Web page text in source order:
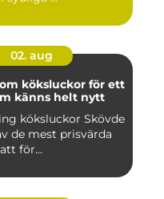
02. aug
köksluckor för ett
känns helt nytt
köksluckor Skövde
de mest prisvärda
för...